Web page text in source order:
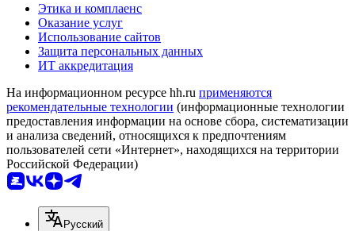
Этика и комплаенс
Оказание услуг
Использование сайтов
Защита персональных данных
ИТ аккредитация
На информационном ресурсе hh.ru применяются
рекомендательные технологии (информационные технологии
предоставления информации на основе сбора, систематизации
и анализа сведений, относящихся к предпочтениям
пользователей сети «Интернет», находящихся на территории
Российской Федерации)
Русский